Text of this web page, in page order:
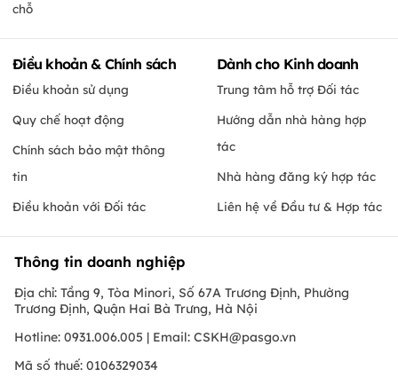
chỗ
Điều khoản & Chính sách
Điều khoản sử dụng
Quy chế hoạt động
Chính sách bảo mật thông
tin
Điều khoản với Đối tác
Dành cho Kinh doanh
Trung tâm hỗ trợ Đối tác
Hướng dẫn nhà hàng hợp
tác
Nhà hàng đăng ký hợp tác
Liên hệ về Đầu tư & Hợp tác
Thông tin doanh nghiệp
Địa chỉ: Tầng 9, Tòa Minori, Số 67A Trương Định, Phường
Trương Định, Quận Hai Bà Trưng, Hà Nội
Hotline: 0931.006.005 | Email: CSKH@pasgo.vn
Mã số thuế: 0106329034